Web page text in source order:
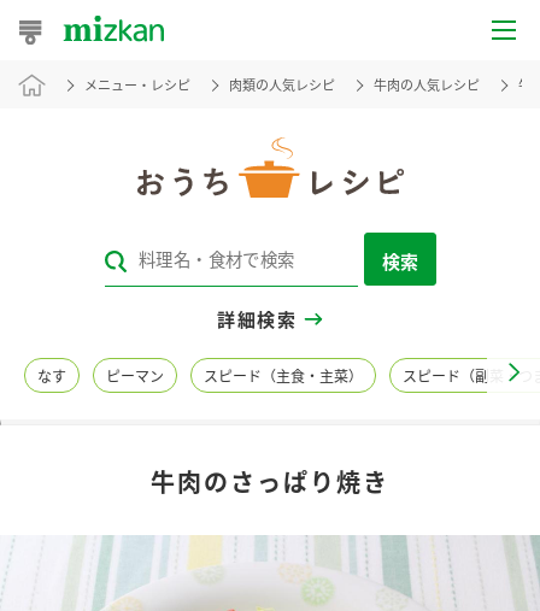
おうちレシピ
レシピカテゴリ一覧
レシピ名特集
商品カテゴリ
メニュー・レシピ 肉類の人気レシピ 牛肉の人気レシピ 牛
検索
詳細検索
なす ピーマン スピード（主食・主菜） スピード（副菜・つ
牛肉のさっぱり焼き